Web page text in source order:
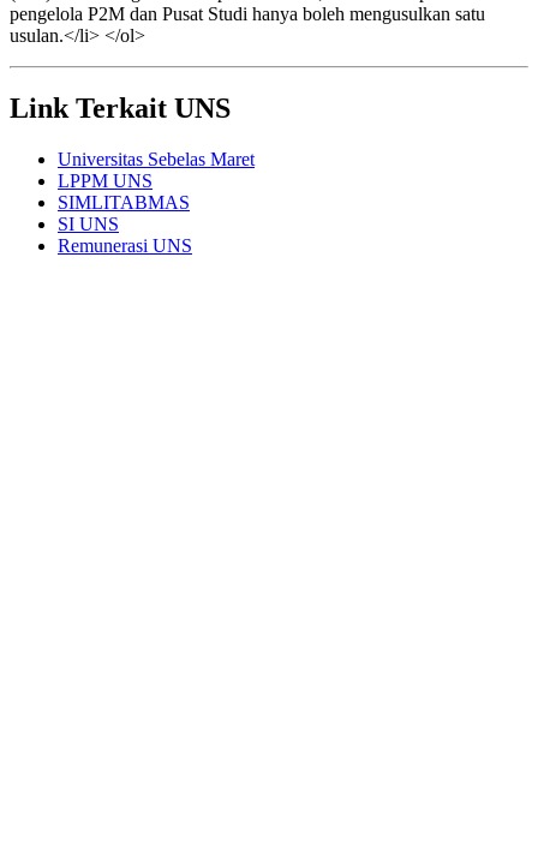
pengelola P2M dan Pusat Studi hanya boleh mengusulkan satu
usulan.</li> </ol>
Link Terkait UNS
Universitas Sebelas Maret
LPPM UNS
SIMLITABMAS
SI UNS
Remunerasi UNS